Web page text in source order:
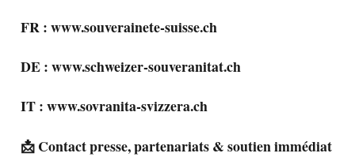
FR : www.souverainete-suisse.ch
DE : www.schweizer-souveranitat.ch
IT : www.sovranita-svizzera.ch
📩 Contact presse, partenariats & soutien immédiat